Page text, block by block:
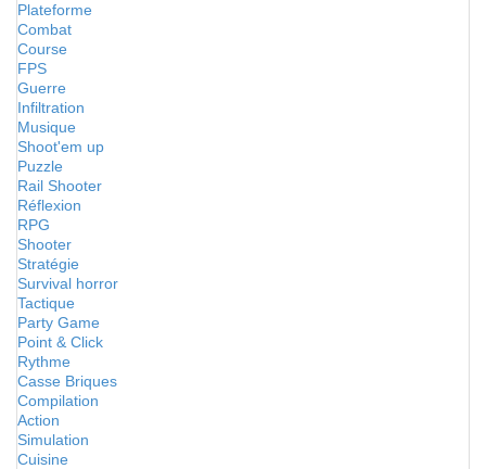
Plateforme
Combat
Course
FPS
Guerre
Infiltration
Musique
Shoot'em up
Puzzle
Rail Shooter
Réflexion
RPG
Shooter
Stratégie
Survival horror
Tactique
Party Game
Point & Click
Rythme
Casse Briques
Compilation
Action
Simulation
Cuisine